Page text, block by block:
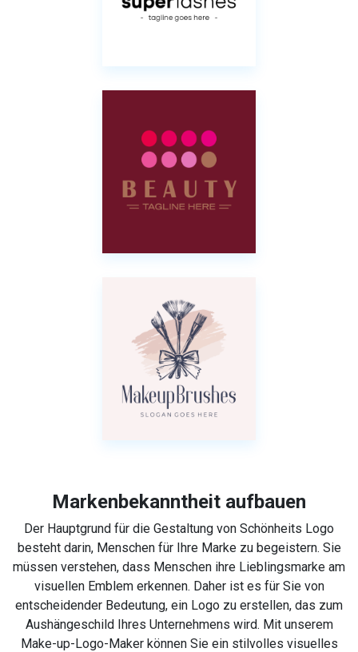
Markenbekanntheit aufbauen
Der Hauptgrund für die Gestaltung von Schönheits Logo
besteht darin, Menschen für Ihre Marke zu begeistern. Sie
müssen verstehen, dass Menschen ihre Lieblingsmarke am
visuellen Emblem erkennen. Daher ist es für Sie von
entscheidender Bedeutung, ein Logo zu erstellen, das zum
Aushängeschild Ihres Unternehmens wird. Mit unserem
Make-up-Logo-Maker können Sie ein stilvolles visuelles